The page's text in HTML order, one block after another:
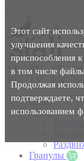
Этот сайт
улучшения
приспособления
в том числе
Продолжая
подтверждаете,
использованием
LV RU EN
RU
Окна
Двери
Гранулы